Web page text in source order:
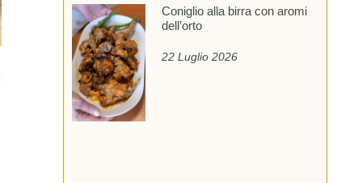
Coniglio alla birra con aromi
dell’orto
22 Luglio 2026